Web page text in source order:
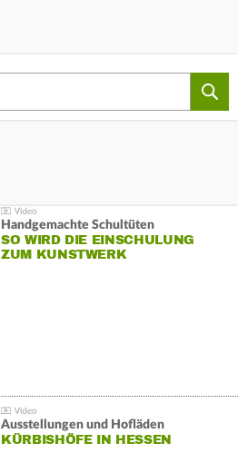
Handgemachte Schultüten
SO WIRD DIE EINSCHULUNG
ZUM KUNSTWERK
Ausstellungen und Hofläden
KÜRBISHÖFE IN HESSEN